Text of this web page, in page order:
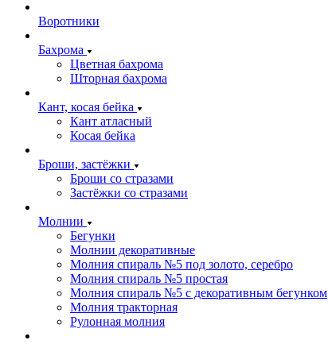
Воротники
Бахрома
Цветная бахрома
Шторная бахрома
Кант, косая бейка
Кант атласный
Косая бейка
Броши, застёжки
Броши со стразами
Застёжки со стразами
Молнии
Бегунки
Молнии декоративные
Молния спираль №5 под золото, серебро
Молния спираль №5 простая
Молния спираль №5 с декоративным бегунком
Молния тракторная
Рулонная молния